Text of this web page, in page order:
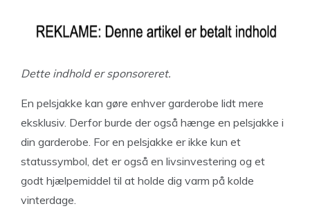
Dette indhold er sponsoreret.
En pelsjakke kan gøre enhver garderobe lidt mere
eksklusiv. Derfor burde der også hænge en pelsjakke i
din garderobe. For en pelsjakke er ikke kun et
statussymbol, det er også en livsinvestering og et
godt hjælpemiddel til at holde dig varm på kolde
vinterdage.